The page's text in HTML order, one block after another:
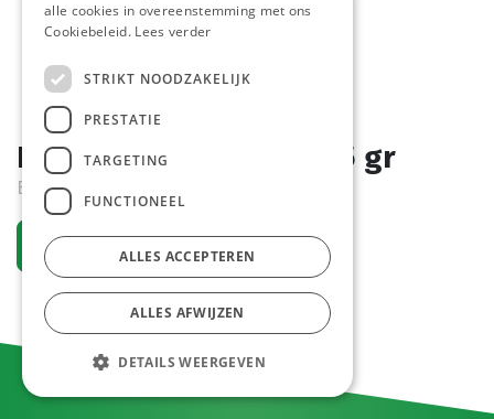
Frikandel Noyez 40 x 85 gr
Bestelartikel
Vraag een account aan
alle cookies in overeenstemming met ons
Cookiebeleid. Lees verder
STRIKT NOODZAKELIJK
PRESTATIE
TARGETING
FUNCTIONEEL
ALLES ACCEPTEREN
ALLES AFWIJZEN
DETAILS WEERGEVEN